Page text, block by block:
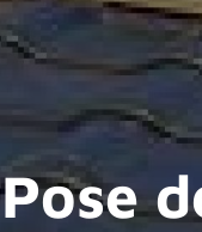
Pose